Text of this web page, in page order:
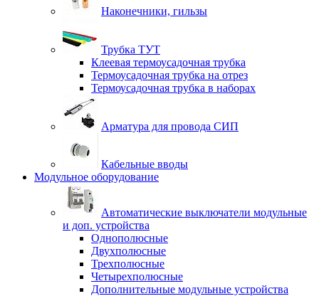
Наконечники, гильзы
Трубка ТУТ
Клеевая термоусадочная трубка
Термоусадочная трубка на отрез
Термоусадочная трубка в наборах
Арматура для провода СИП
Кабельные вводы
Модульное оборудование
Автоматические выключатели модульные
и доп. устройства
Однополюсные
Двухполюсные
Трехполюсные
Четырехполюсные
Дополнительные модульные устройства